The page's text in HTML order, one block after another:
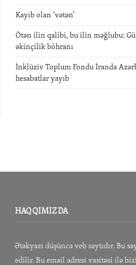
Kayıb olan ‘vətən’
Ötən ilin qalibi, bu ilin məğlubu:
əkinçilik böhranı
İnklüziv Toplum Fondu İranda
hesabatlar yayıb
HAQQIMIZDA
Ətəkyazı düşüncə veb saytıdır. Bu
edilir. Bu email adresi vasitəsi ilə